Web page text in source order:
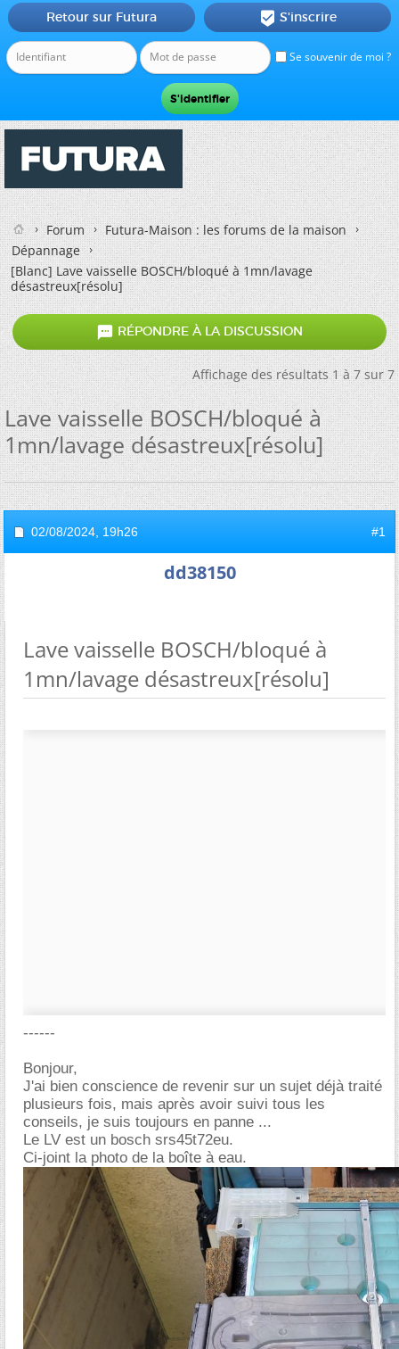
Se souvenir de moi ?
Retour sur Futura  S'inscrire
Forum
Futura-Maison : les forums de la maison
Dépannage
[Blanc]Lave vaisselle BOSCH/bloqué à 1mn/lavage
désastreux[résolu]
 RÉPONDRE À LA DISCUSSION
Affichage des résultats 1 à 7 sur 7
Lave vaisselle BOSCH/bloqué à
1mn/lavage désastreux[résolu]
02/08/2024, 19h26 #1
dd38150
Lave vaisselle BOSCH/bloqué à
1mn/lavage désastreux[résolu]
------
Bonjour,
J'ai bien conscience de revenir sur un sujet déjà traité
plusieurs fois, mais après avoir suivi tous les
conseils, je suis toujours en panne ...
Le LV est un bosch srs45t72eu.
Ci-joint la photo de la boîte à eau.